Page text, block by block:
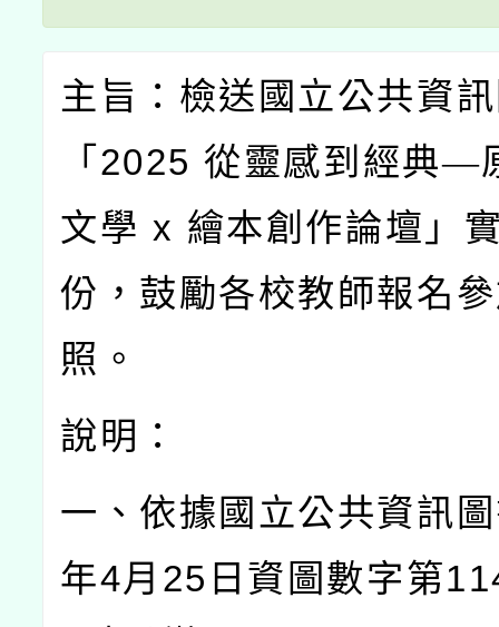
主旨：檢送國立公共資
「 2025從靈感到經典—
文學 x 繪本創作論壇」
份，鼓勵各校教師報名
照。
說明：
一、依據國立公共資訊
年4月 25 日資圖數字第